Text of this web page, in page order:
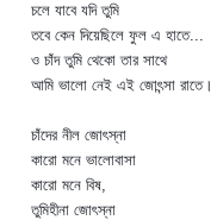
চলে যাবে যদি তুমি
তবে কেন দিয়েছিলে ফুল এ হাতে...
ও চাঁদ তুমি থেকো তার সাথে
আমি ভালো নেই এই জোৎন্সা রাতে।
চাঁদের নীল জোৎস্না
কারো মনে ভালোবাসা
কারো মনে বিষ,
তুমিহীনা জোৎস্না